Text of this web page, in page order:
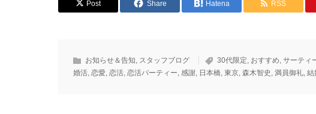
Post Share Hatena RSS
お知らせ＆告知, スタッフブログ 30代限定, おすすめ, サーティ
婚活, 恋愛, 恋活, 恋活パーティー, 感謝, 日本橋, 東京, 森木智史 , 満員御礼, 結